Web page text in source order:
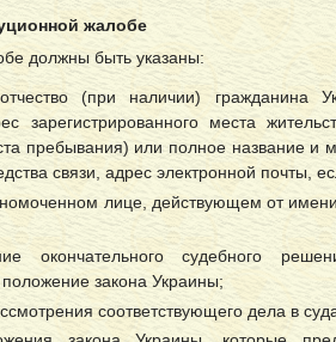
жалобе
должны быть указаны:
(при наличии) гражданина
зарегистрированного места
пребывания) или полное название и
связи, адрес электронной почты,
лице, действующем от
окончательного судебного
закона Украины;
соответствующего дела в